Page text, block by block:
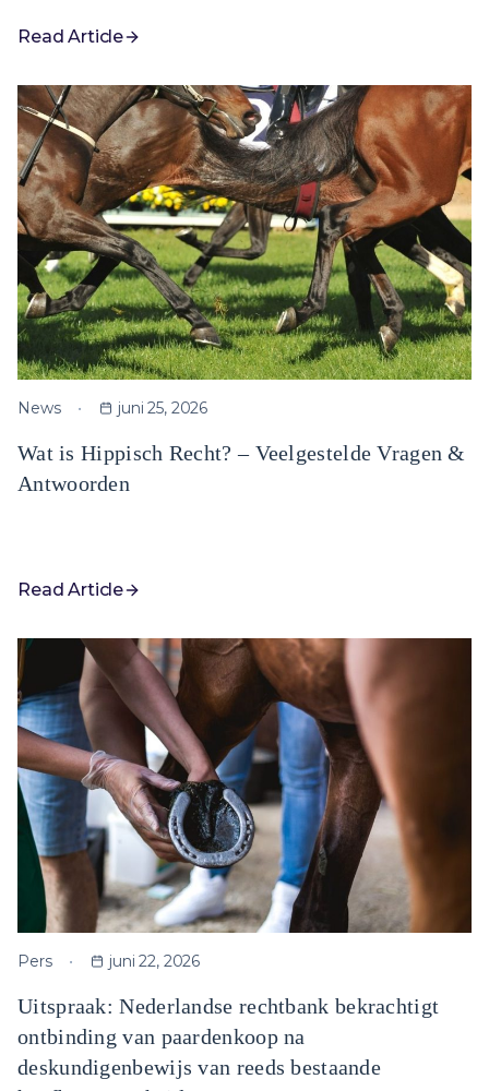
Read Article
News juni 25, 2026
Wat is Hippisch Recht? – Veelgestelde Vragen &
Antwoorden
Read Article
Pers juni 22, 2026
Uitspraak: Nederlandse rechtbank bekrachtigt
ontbinding van paardenkoop na
deskundigenbewijs van reeds bestaande